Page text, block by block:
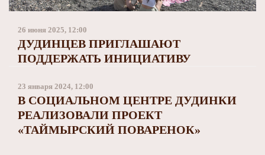
26 июня 2025, 12:00
ДУДИНЦЕВ ПРИГЛАШАЮТ
ПОДДЕРЖАТЬ ИНИЦИАТИВУ
23 января 2024, 12:00
В СОЦИАЛЬНОМ ЦЕНТРЕ ДУДИНКИ
РЕАЛИЗОВАЛИ ПРОЕКТ
«ТАЙМЫРСКИЙ ПОВАРЕНОК»